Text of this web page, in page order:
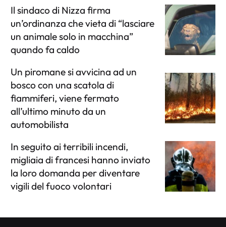
Il sindaco di Nizza firma
un’ordinanza che vieta di “lasciare
un animale solo in macchina”
quando fa caldo
Un piromane si avvicina ad un
bosco con una scatola di
fiammiferi, viene fermato
all’ultimo minuto da un
automobilista
In seguito ai terribili incendi,
migliaia di francesi hanno inviato
la loro domanda per diventare
vigili del fuoco volontari